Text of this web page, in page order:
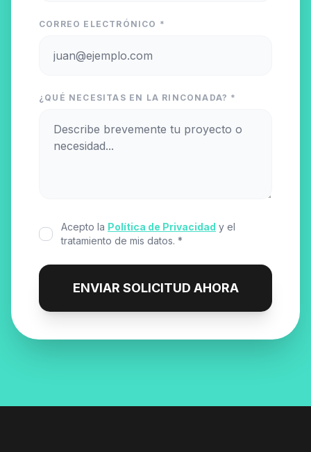
CORREO ELECTRÓNICO *
¿QUÉ NECESITAS EN LA RINCONADA? *
Acepto la Política de Privacidad y el
tratamiento de mis datos. *
ENVIAR SOLICITUD AHORA